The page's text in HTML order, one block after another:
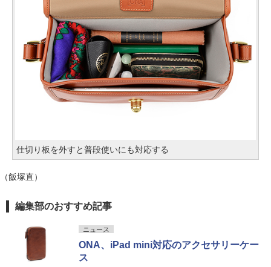
仕切り板を外すと普段使いにも対応する
（飯塚直）
編集部のおすすめ記事
ニュース
ONA、iPad mini対応のアクセサリーケー
ス